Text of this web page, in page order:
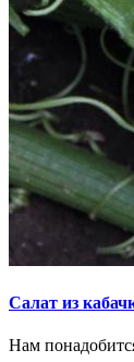
Салат из
Нам